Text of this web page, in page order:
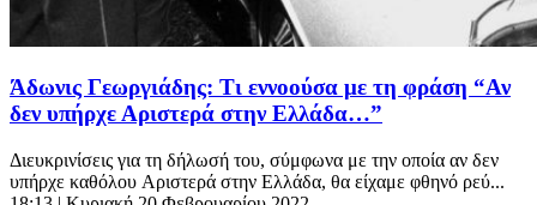
Άδωνις Γεωργιάδης: Τι εννοούσα με τη φράση “Αν
δεν υπήρχε Αριστερά στην Ελλάδα…”
Διευκρινίσεις για τη δήλωσή του, σύμφωνα με την οποία αν δεν
υπήρχε καθόλου Aριστερά στην Ελλάδα, θα είχαμε φθηνό ρεύ...